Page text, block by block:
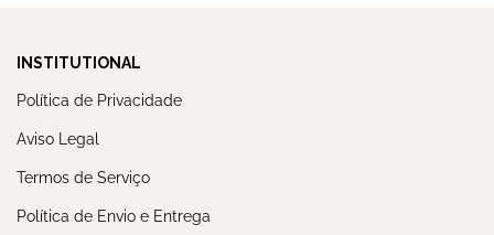
INSTITUTIONAL
Política de Privacidade
Aviso Legal
Termos de Serviço
Política de Envio e Entrega